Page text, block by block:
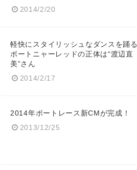
2014/2/20
軽快にスタイリッシュなダンスを踊る
ボートニャーレッドの正体は“渡辺直
美”さん
2014/2/17
2014年ボートレース新CMが完成！
2013/12/25